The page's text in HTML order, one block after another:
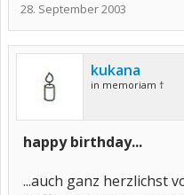
28. September 2003
kukana
in memoriam †
happy birthday...
...auch ganz herzlichst